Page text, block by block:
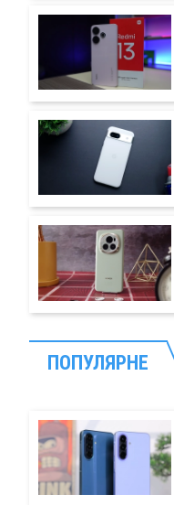
ПОПУЛЯРНЕ